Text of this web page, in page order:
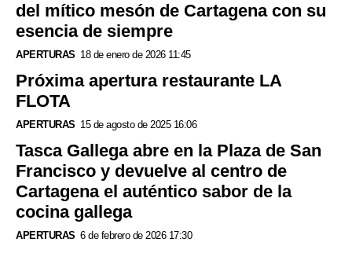
del mítico mesón de Cartagena con su
esencia de siempre
APERTURAS 18 de enero de 2026 11:45
Próxima apertura restaurante LA
FLOTA
APERTURAS 15 de agosto de 2025 16:06
Tasca Gallega abre en la Plaza de San
Francisco y devuelve al centro de
Cartagena el auténtico sabor de la
cocina gallega
APERTURAS 6 de febrero de 2026 17:30